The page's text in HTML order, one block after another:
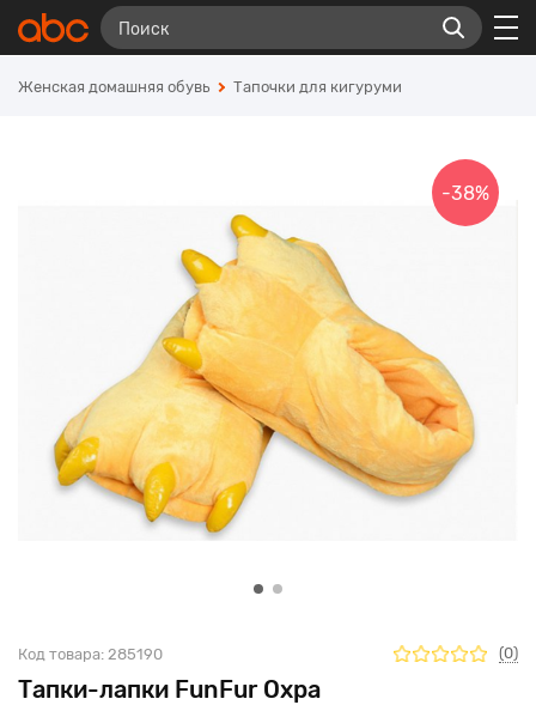
Женская домашняя обувь Тапочки для кигуруми
Тапки-лапки FunFur Охра
Код товара: 285190 (0)
-38%